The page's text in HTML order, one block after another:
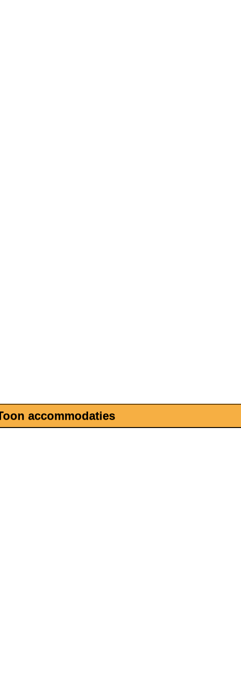
accommodaties